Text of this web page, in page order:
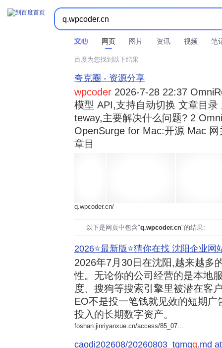
网页 图片 资讯 视频 笔
时间不限  所有网页和文件  站点内检索 
百度为您找到以下结果
夸克圈 - 资源分享
wpcoder 2026-7-28 22:37
模型 API,支持自动切换 文章目
teway,主要解决什么问题? 2
OpenSurge for Mac:开源 Mac
章目
q.wpcoder.cn/
以下是网页中包含"q.wpcoder.cn"的结果:
2026⭐️最新版⭐️猜你在找 沈阳企业网
2026年7月30日在沈阳,越来越多
性。无论你的公司经营的是本地
度、搜狗等搜索引擎里被潜在客
EO不是投一笔钱就见效的短期
投入的长期数字资产。
foshan.jinriyanxue.cn/access/85_07...
caodi202608/20260803_tqmgq.md